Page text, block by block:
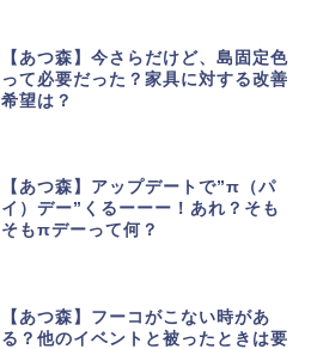
【あつ森】今さらだけど、島固定色
って必要だった？家具に対する改善
希望は？
【あつ森】アップデートで”π（パ
イ）デー”くるーーー！あれ？そも
そもπデーって何？
【あつ森】フーコがこない時があ
る？他のイベントと被ったときは要